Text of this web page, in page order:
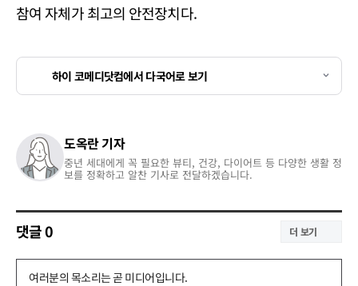
참여 자체가 최고의 안전장치다.
하이 코메디닷컴에서 다국어로 보기
도옥란 기자
중년 세대에게 꼭 필요한 뷰티, 건강, 다이어트 등 다양한 생활 정
보를 정확하고 알찬 기사로 전달하겠습니다.
댓글0 더 보기
댓